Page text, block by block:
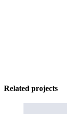
Related projects